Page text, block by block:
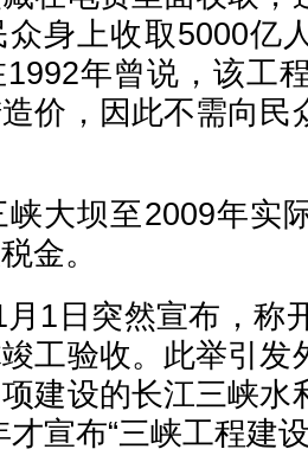
身上收取5000亿
年曾说，该工
价，因此不需向民
大坝至2009年实
金。
1日突然宣布，称
工验收。此举引发
建设的长江三峡水
宣布“三峡工程建